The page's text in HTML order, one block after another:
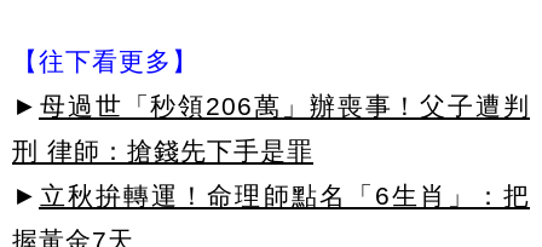
【往下看更多】
► 母過世「秒領206萬」辦喪事！父子遭判
刑 律師：搶錢先下手是罪
► 立秋拚轉運！命理師點名「6生肖」：把
握黃金7天